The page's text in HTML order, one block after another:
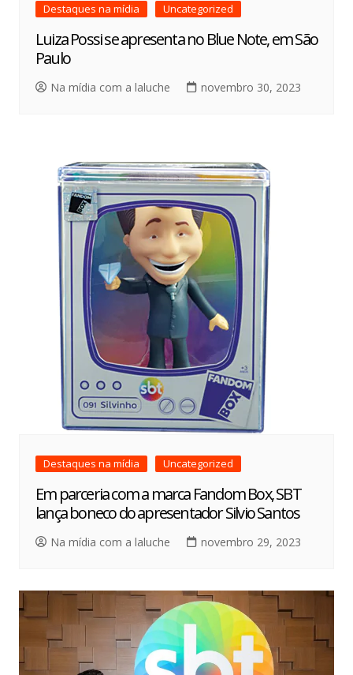
Destaques na mídia Uncategorized
Luiza Possi se apresenta no Blue Note, em São
Paulo
Na mídia com a laluche novembro 30, 2023
Destaques na mídia Uncategorized
Em parceria com a marca Fandom Box, SBT
lança boneco do apresentador Silvio Santos
Na mídia com a laluche novembro 29, 2023